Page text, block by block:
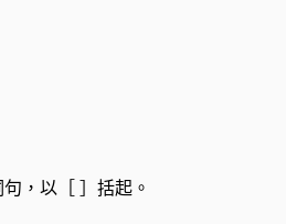
，以［ ］括起。